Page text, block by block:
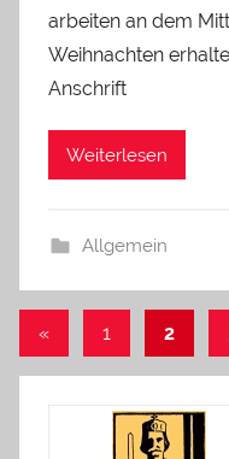
arbeiten an dem
Weihnachten
Anschrift
Weiterlesen
Allgemein
der
Beiträge
«Vorherige
1 2